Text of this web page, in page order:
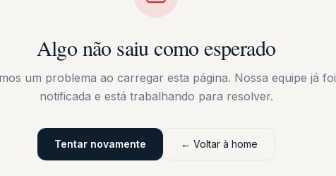
Algo não saiu como esperado
um problema ao carregar esta página. Nossa equipe já foi
notificada e está trabalhando para resolver.
Tentar novamente ← Voltar à home